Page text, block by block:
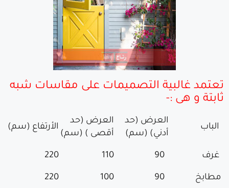
تعتمد غالبية التصميمات على مقاسات شبه
ثابتة و هى :-
الباب
العرض (حد
أدني) (سم)
العرض (حد
أقصى ) (سم)
الأرتفاع (سم)
غرف 110
220
مطابخ 100
220